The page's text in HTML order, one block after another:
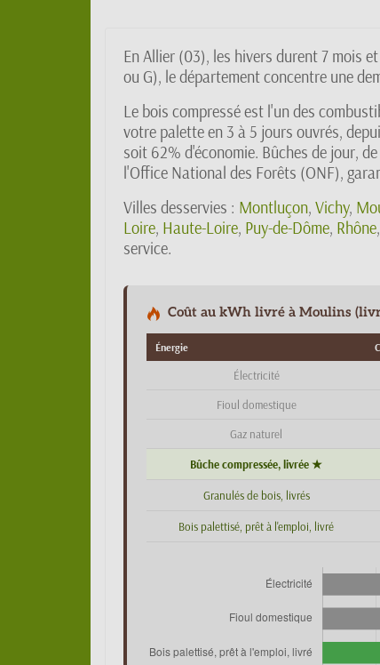
En Allier (03), les hivers durent 7 mois
ou G), le département concentre une
Le bois compressé est l'un des
votre palette en 3 à 5 jours ouvrés,
soit 62% d'économie. Bûches de jour,
l'Office National des Forêts (ONF),
Villes desservies : Montluçon, Vichy,
Loire, Haute-Loire, Puy-de-Dôme, Rhône,
service.
Coût au kWh livré à Moulins
Énergie
Électricité
Fioul domestique
Gaz naturel
Bûche compressée, livrée ★
Granulés de bois, livrés
Bois palettisé, prêt à l'emploi, livré